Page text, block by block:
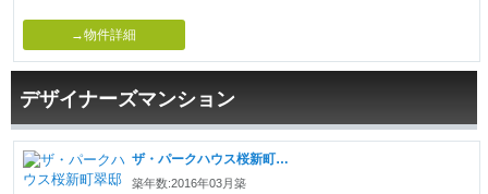
→物件詳細
デザイナーズマンション
ザ・パークハウス桜新町翠邸
築年数:2016年03月築